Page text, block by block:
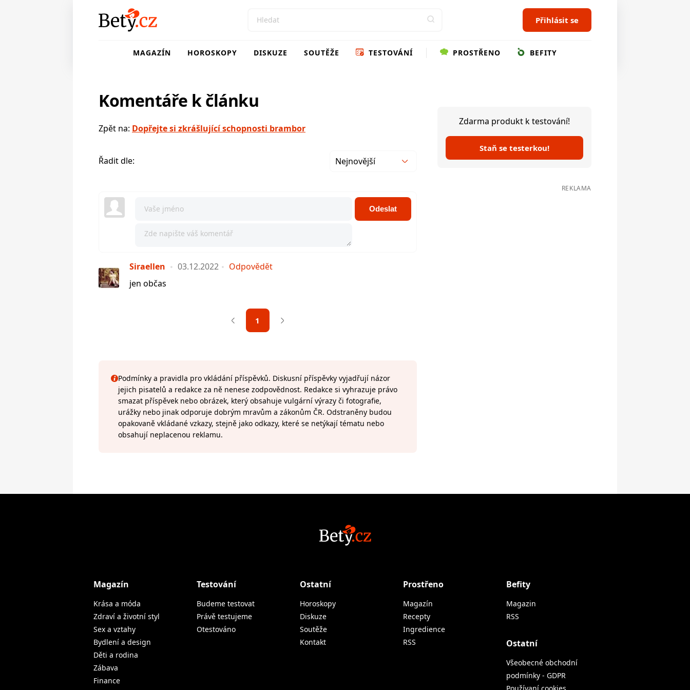
Přihlásit se
MAGAZÍN HOROSKOPY DISKUZE SOUTĚŽE TESTOVÁNÍ PROSTŘENO BEFITY
Komentáře k článku
Zpět na: Dopřejte si zkrášlující schopnosti brambor
Řadit dle: Nejnovější
Odeslat
Siraellen 03.12.2022
Odpovědět
jen občas
1
Podmínky a pravidla pro vkládání příspěvků. Diskusní příspěvky vyjadřují názor
jejich pisatelů a redakce za ně nenese zodpovědnost. Redakce si vyhrazuje právo
smazat příspěvek nebo obrázek, který obsahuje vulgární výrazy či fotografie,
urážky nebo jinak odporuje dobrým mravům a zákonům ČR. Odstraněny budou
opakovaně vkládané vzkazy, stejně jako odkazy, které se netýkají tématu nebo
obsahují neplacenou reklamu.
Zdarma produkt k testování!
Staň se testerkou!
REKLAMA
Magazín
Krása a móda
Zdraví a životní styl
Sex a vztahy
Bydlení a design
Děti a rodina
Zábava
Finance
Testování
Budeme testovat
Právě testujeme
Otestováno
Ostatní
Horoskopy
Diskuze
Soutěže
Kontakt
Prostřeno
Magazín
Recepty
Ingredience
RSS
Befity
Magazin
RSS
Ostatní
Všeobecné obchodní
podmínky - GDPR